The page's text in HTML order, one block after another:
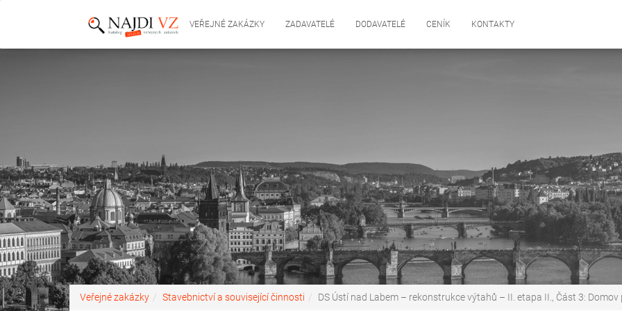
VEŘEJNÉ ZAKÁZKY ZADAVATELÉ DODAVATELÉ CENÍK KONTAKTY
Veřejné zakázky Stavebnictví a související činnosti DS Ústí nad Labem – rekonstrukce výtahů – II. etapa II., Část 3: